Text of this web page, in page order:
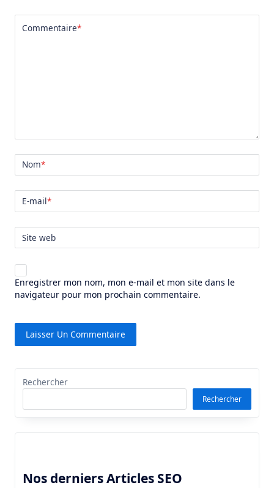
Commentaire*
Nom*
E-mail*
Site web
Enregistrer mon nom, mon e-mail et mon site dans le
navigateur pour mon prochain commentaire.
Rechercher
Rechercher
Nos derniers Articles SEO